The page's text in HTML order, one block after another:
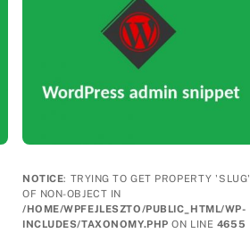
NOTICE: TRYING TO GET PROPERTY 'SLUG'
OF NON-OBJECT IN
/HOME/WPFEJLESZTO/PUBLIC_HTML/WP-
INCLUDES/TAXONOMY.PHP ON LINE 4655